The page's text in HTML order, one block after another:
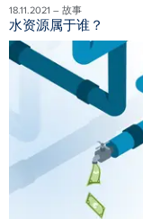
18.11.2021 – 故事
水资源属于谁？